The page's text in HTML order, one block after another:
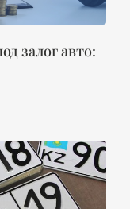
залог авто: